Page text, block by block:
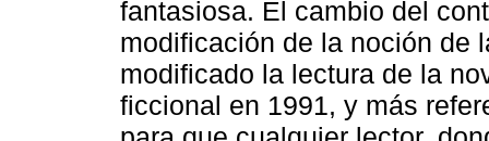
fantasiosa. El cambio del
modificación de la noción de
modificado la lectura de la
ficcional en 1991, y más